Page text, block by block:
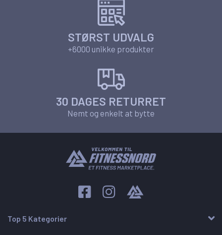
STØRST UDVALG
+6000 unikke produkter
30 DAGES RETURRET
Nemt og enkelt at bytte
Top 5 Kategorier